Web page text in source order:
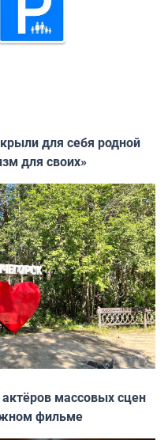
для себя родной
для своих»
массовых сцен
фильме